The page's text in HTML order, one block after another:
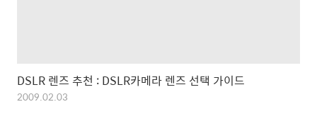
DSLR 렌즈 추천 : DSLR카메라 렌즈 선택 가이드
2009.02.03